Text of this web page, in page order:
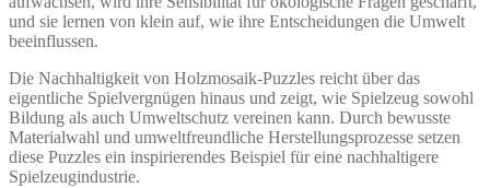
und sie lernen von klein auf, wie ihre Entscheidungen die Umwelt
beeinflussen.
Die Nachhaltigkeit von Holzmosaik-Puzzles reicht über das
eigentliche Spielvergnügen hinaus und zeigt, wie Spielzeug sowohl
Bildung als auch Umweltschutz vereinen kann. Durch bewusste
Materialwahl und umweltfreundliche Herstellungsprozesse setzen
diese Puzzles ein inspirierendes Beispiel für eine nachhaltigere
Spielzeugindustrie.